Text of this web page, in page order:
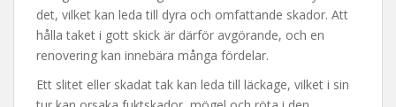
det, vilket kan leda till dyra och omfattande skador. Att
hålla taket i gott skick är därför avgörande, och en
renovering kan innebära många fördelar.
Ett slitet eller skadat tak kan leda till läckage, vilket i sin